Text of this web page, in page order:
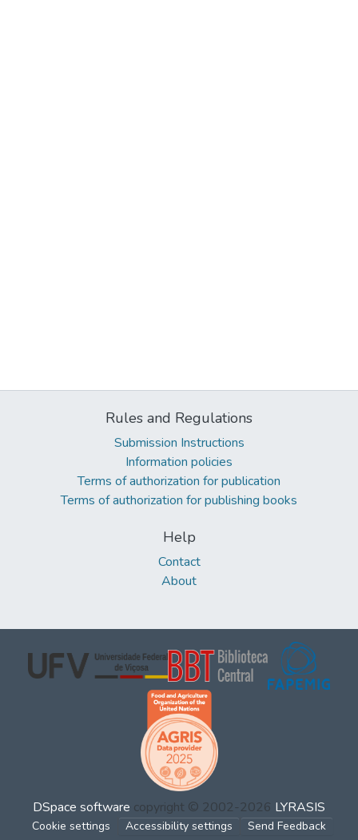
Rules and Regulations
Submission Instructions
Information policies
Terms of authorization for publication
Terms of authorization for publishing books
Help
Contact
About
DSpace software copyright © 2002-2026 LYRASIS
Cookie settings Accessibility settings Send Feedback